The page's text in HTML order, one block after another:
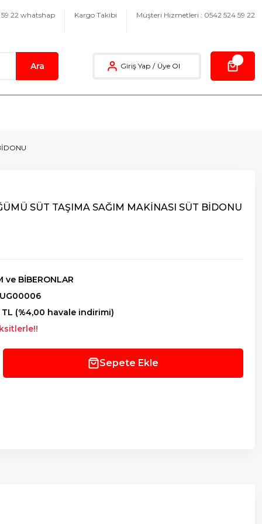
22 whatshap
Kargo Takibi Müşteri Hizmetleri : 0542 524 59 22
Ara Giriş Yap / Üye Ol
SÜT TAŞIMA SAĞIM MAKİNASI SÜT BİDONU
ve BİBERONLAR
TL (%4,00 havale indirimi)
Sepete Ekle